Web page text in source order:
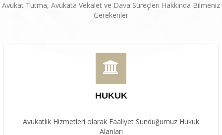
Avukat Tutma, Avukata Vekalet ve Dava Süreçleri Hakkında Bilmeniz
Gerekenler
HUKUK
Avukatlık Hizmetleri olarak Faaliyet Sunduğumuz Hukuk
Alanları